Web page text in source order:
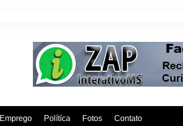
Emprego Polítíca Fotos Contato